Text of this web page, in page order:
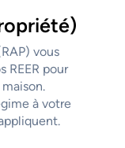
vous
REER pour
à votre